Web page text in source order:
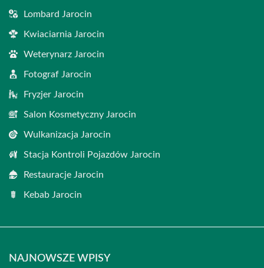
Lombard Jarocin
Kwiaciarnia Jarocin
Weterynarz Jarocin
Fotograf Jarocin
Fryzjer Jarocin
Salon Kosmetyczny Jarocin
Wulkanizacja Jarocin
Stacja Kontroli Pojazdów Jarocin
Restauracje Jarocin
Kebab Jarocin
NAJNOWSZE WPISY